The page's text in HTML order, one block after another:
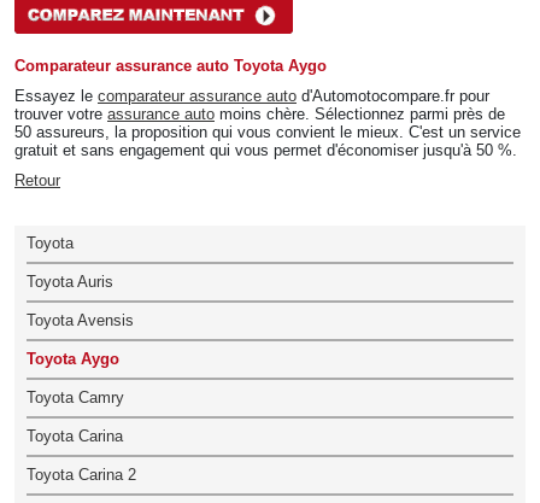
Comparateur assurance auto Toyota Aygo
Essayez le comparateur assurance auto d'Automotocompare.fr pour
trouver votre assurance auto moins chère. Sélectionnez parmi près de
50 assureurs, la proposition qui vous convient le mieux. C'est un service
gratuit et sans engagement qui vous permet d'économiser jusqu'à 50 %.
Retour
Toyota
Toyota Auris
Toyota Avensis
Toyota Aygo
Toyota Camry
Toyota Carina
Toyota Carina 2